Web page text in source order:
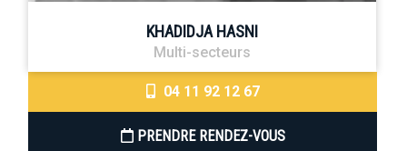
KHADIDJA HASNI
Multi-secteurs
04 11 92 12 67
PRENDRE RENDEZ-VOUS